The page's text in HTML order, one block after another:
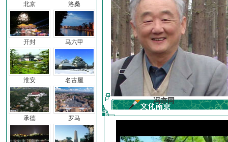
北京
开封
淮安
承德
洛桑
马六甲
名古屋
罗马
前子 冯亦同